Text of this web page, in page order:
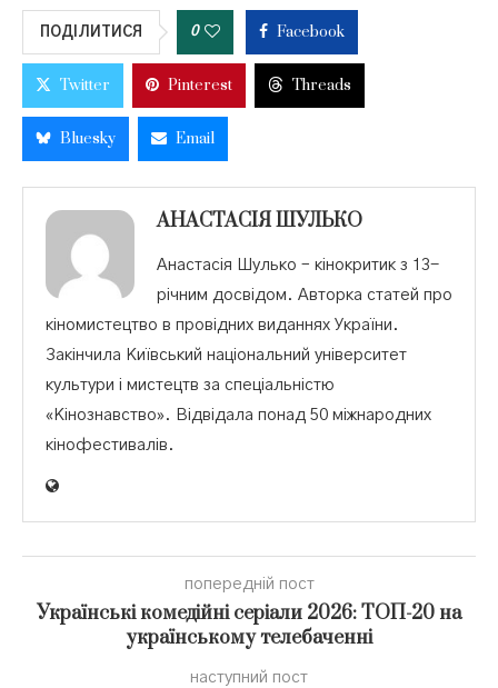
ПОДІЛИТИСЯ 0 Facebook
Twitter Pinterest Threads
Bluesky Email
АНАСТАСІЯ ШУЛЬКО
Анастасія Шулько – кінокритик з 13-
річним досвідом. Авторка статей про
кіномистецтво в провідних виданнях України.
Закінчила Київський національний університет
культури і мистецтв за спеціальністю
«Кінознавство». Відвідала понад 50 міжнародних
кінофестивалів.
попередній пост
Українські комедійні серіали 2026: ТОП-20 на
українському телебаченні
наступний пост